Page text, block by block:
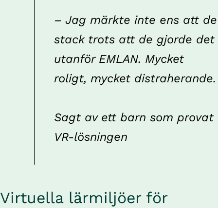
– Jag märkte inte ens att de
stack trots att de gjorde det
utanför EMLAN. Mycket
Sagt av ett barn som provat
VR-lösningen
Virtuella lärmiljöer för